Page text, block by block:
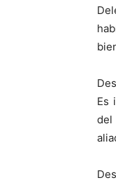
Es
del